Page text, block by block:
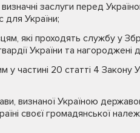
заслуги перед
для України;
які проходять службу у
України та
у частині 20 статті 4 Закону
визнаної Україною
своєї громадянської